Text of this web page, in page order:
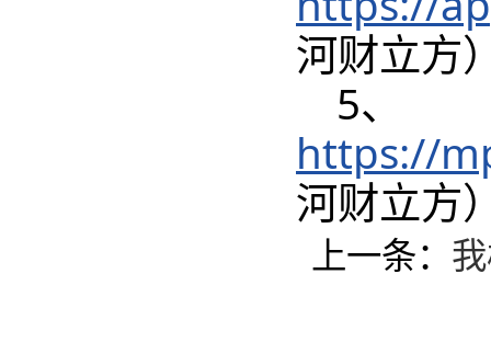
河财立方
5、
https://
河财立方
上一条：